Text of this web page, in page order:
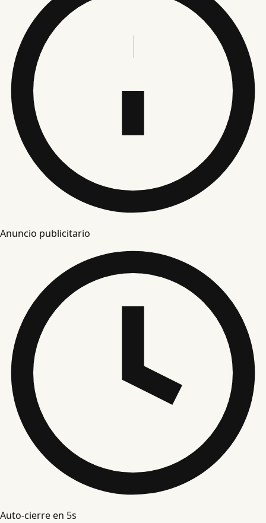
Anuncio publicitario
Auto-cierre en 4s